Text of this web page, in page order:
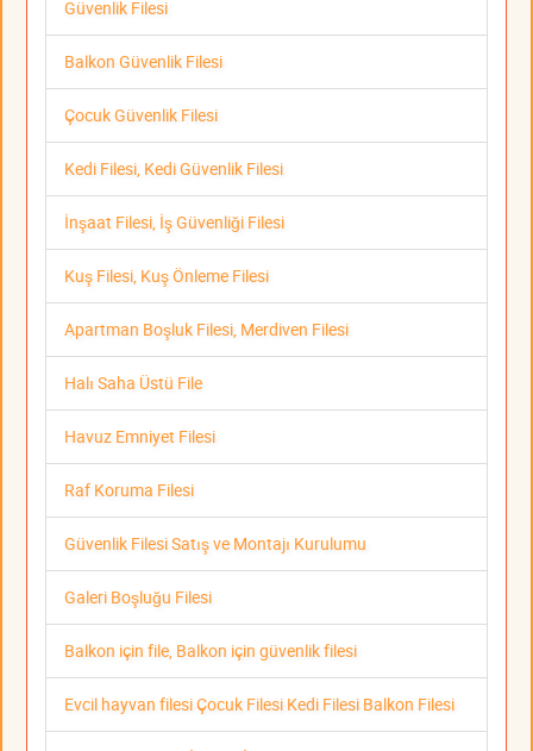
Güvenlik Filesi
Balkon Güvenlik Filesi
Çocuk Güvenlik Filesi
Kedi Filesi, Kedi Güvenlik Filesi
İnşaat Filesi, İş Güvenliği Filesi
Kuş Filesi, Kuş Önleme Filesi
Apartman Boşluk Filesi, Merdiven Filesi
Halı Saha Üstü File
Havuz Emniyet Filesi
Raf Koruma Filesi
Güvenlik Filesi Satış ve Montajı Kurulumu
Galeri Boşluğu Filesi
Balkon için file, Balkon için güvenlik filesi
Evcil hayvan filesi Çocuk Filesi Kedi Filesi Balkon Filesi